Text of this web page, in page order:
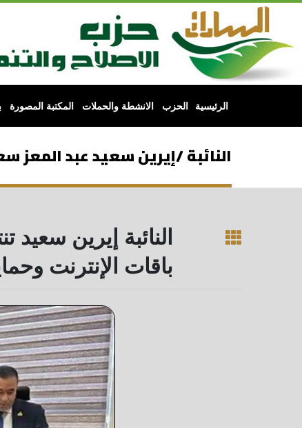
الرئيسية الحزب الانشطة والحملات المكتبة المصورة
النائبة /إيرين سعيد عبد المعز
النائبة إيرين
باقات الإنترنت